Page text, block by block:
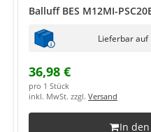
Balluff BES M12MI-
Lieferbar auf
36,98 €
pro 1 Stück
inkl. MwSt. zzgl. Versand
In